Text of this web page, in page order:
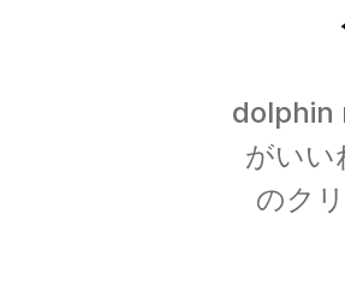
dolphin
がいい
のク